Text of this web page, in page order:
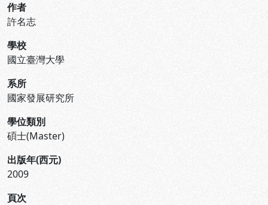
作者
許名志
學校
國立臺灣大學
系所
國家發展研究所
學位類別
碩士(Master)
出版年(西元)
2009
頁次